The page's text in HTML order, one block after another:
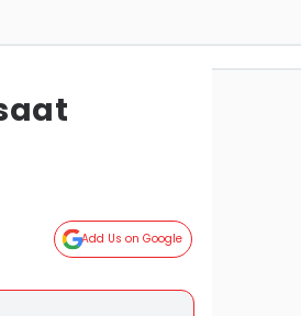
Add Us on Google